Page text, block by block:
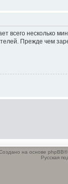
всего несколько
Прежде чем
на основе
Русская